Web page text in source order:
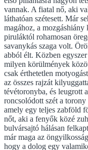
vannak. A fiatal nő, aki
láthatóan szétesett. Már
magához, a
piruláktól rohamosan
savanykás szaga volt.
abból élt. Közben
milyen körülmények
csak érthetetlen
az összes rajzát
tévétoronyba, és leugrott
roncsolódott szét a
amely egy teljes zabföld
nőt, aki a fenyők közé
bulvársajtó hálásan
már maga az
hogy a dolog egy